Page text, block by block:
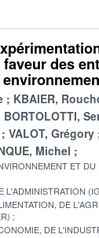
des
KBAIER,
BORTOLOTTI,
VALOT, Grégory
Michel
ET DU
L'ADMINISTRATION
DE
DE